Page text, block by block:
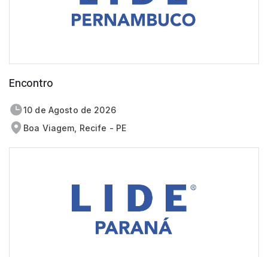
Encontro
10 de agosto de 2026
Boa Viagem, Recife - PE